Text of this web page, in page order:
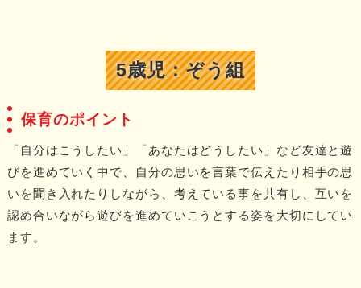
5歳児：ぞう組
保育のポイント
「自分はこうしたい」「あなたはどうしたい」など友達と遊
びを進めていく中で、自分の思いを言葉で伝えたり相手の思
いを聞き入れたりしながら、考えている事を共有し、互いを
認め合いながら遊びを進めていこうとする姿を大切にしてい
ます。